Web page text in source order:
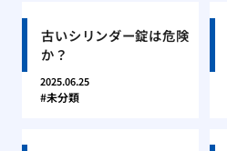
古いシリンダー錠は危険
か？
2025.06.25
未分類